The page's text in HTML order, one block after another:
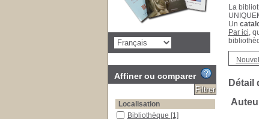
La
Un
Par ici,
Détail
Affiner ou comparer
Localisation
Bibliothèque [1]